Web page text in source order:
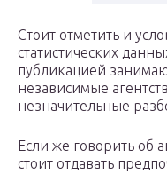
Стоит отметить и
статистических
публикацией
независимые
незначительные
Если же говорить об
стоит отдавать